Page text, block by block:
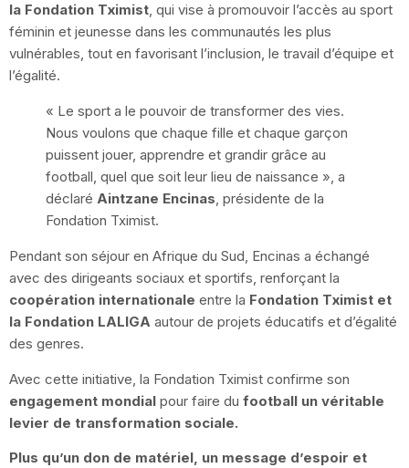
la Fondation Tximist, qui vise à promouvoir l’accès au sport
féminin et jeunesse dans les communautés les plus
vulnérables, tout en favorisant l’inclusion, le travail d’équipe et
l’égalité.
« Le sport a le pouvoir de transformer des vies.
Nous voulons que chaque fille et chaque garçon
puissent jouer, apprendre et grandir grâce au
football, quel que soit leur lieu de naissance », a
déclaré Aintzane Encinas, présidente de la
Fondation Tximist.
Pendant son séjour en Afrique du Sud, Encinas a échangé
avec des dirigeants sociaux et sportifs, renforçant la
coopération internationale entre la Fondation Tximist et
la Fondation LALIGA autour de projets éducatifs et d’égalité
des genres.
Avec cette initiative, la Fondation Tximist confirme son
engagement mondial pour faire du football un véritable
levier de transformation sociale.
Plus qu’un don de matériel, un message d’espoir et